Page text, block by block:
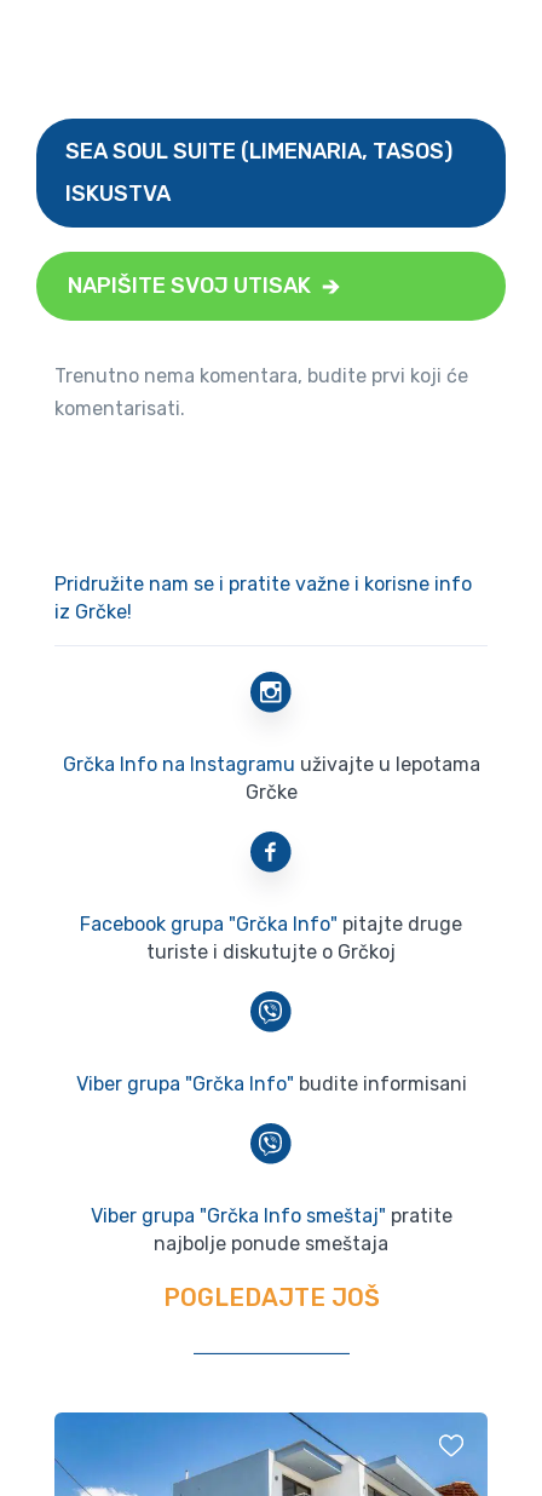
SEA SOUL SUITE (LIMENARIA, TASOS)
ISKUSTVA
NAPIŠITE SVOJ UTISAK
Trenutno nema komentara, budite prvi koji će
komentarisati.
Pridružite nam se i pratite važne i korisne info
iz Grčke!
Grčka Info na Instagramu uživajte u lepotama
Grčke
Facebook grupa "Grčka Info" pitajte druge
turiste i diskutujte o Grčkoj
Viber grupa "Grčka Info" budite informisani
Viber grupa "Grčka Info smeštaj" pratite
najbolje ponude smeštaja
POGLEDAJTE JOŠ